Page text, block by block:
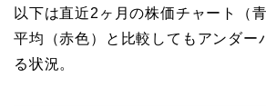
以下は直近2ヶ月の株価チャート（
平均（赤色）と比較してもアンダー
る状況。